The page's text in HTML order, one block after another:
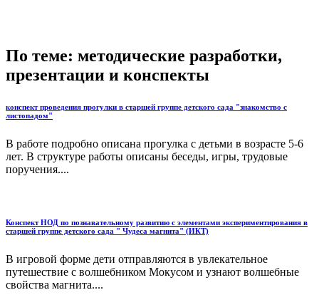
По теме: методические разработки,
презентации и конспекты
конспект проведения прогулки в старшей группе детского сада "знакомство с
листопадом"
В работе подробно описана прогулка с детьми в возрасте 5-6
лет. В структуре работы описаны беседы, игры, трудовые
поручения....
Конспект НОД по познавательному развитию с элементами экспериментирования в
старшей группе детского сада " Чудеса магнита" (ИКТ)
В игровой форме дети отправляются в увлекательное
путешествие с волшебником Мокусом и узнают волшебные
свойства магнита....